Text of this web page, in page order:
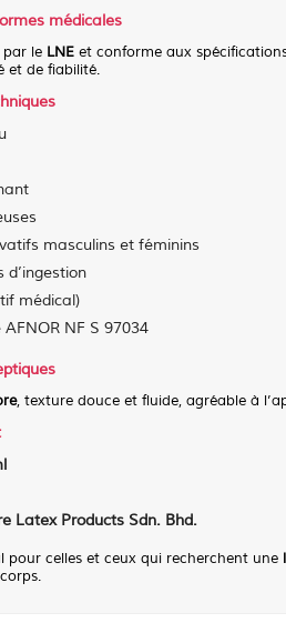
médicales
par le LNE et conforme aux
et de fiabilité.
masculins et féminins
d’ingestion
médical)
NF S 97034
, texture douce et fluide, agréable à
Latex Products Sdn. Bhd.
pour celles et ceux qui recherchent une